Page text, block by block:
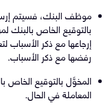
موظف البنك، فسيتم
بالتوقيع الخاص بالبنك
إرجاعها مع ذكر الأسباب
رفضها مع ذكر الأسباب.
المخوَّل بالتوقيع الخاص
المعاملة في الحال.